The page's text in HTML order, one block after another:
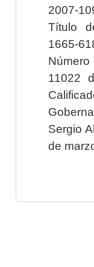
2007-
Título
1665-
11022
Sergio
de